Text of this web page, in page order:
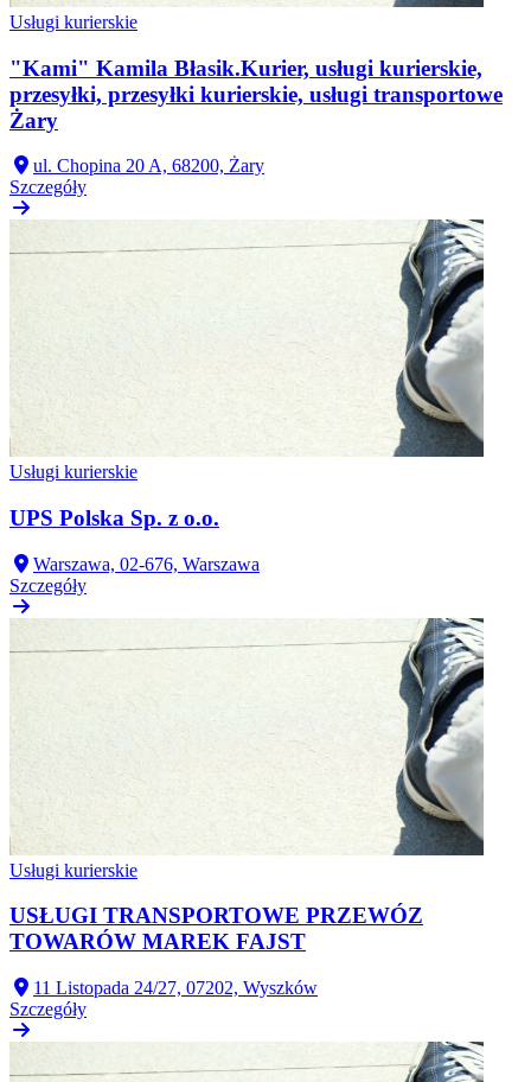
Usługi kurierskie
"Kami" Kamila Błasik.Kurier, usługi kurierskie,
przesyłki, przesyłki kurierskie, usługi transportowe
Żary
ul. Chopina 20 A, 68200, Żary
Szczegóły
Usługi kurierskie
UPS Polska Sp. z o.o.
Warszawa, 02-676, Warszawa
Szczegóły
Usługi kurierskie
USŁUGI TRANSPORTOWE PRZEWÓZ
TOWARÓW MAREK FAJST
11 Listopada 24/27, 07202, Wyszków
Szczegóły